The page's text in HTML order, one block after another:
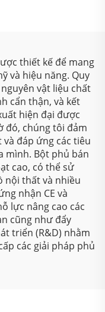
thiết kế để mang
và hiệu năng. Quy
vật liệu chất
cẩn thận, và kết
hiện đại được
đó, chúng tôi đảm
đáp ứng các tiêu
mình. Bột phủ bán
cao, có thể sử
nội thất và nhiều
nhận CE và
lực nâng cao các
cũng như đẩy
triển (R&D) nhằm
các giải pháp phủ